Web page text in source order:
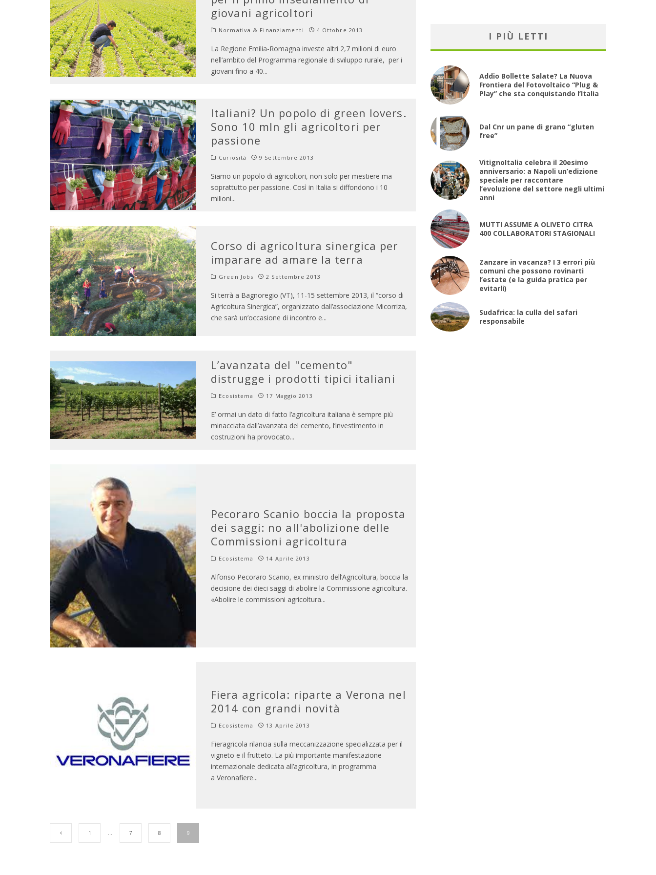
giovani agricoltori
Normativa & Finanziamenti 4 Ottobre 2013
La Regione Emilia-Romagna investe altri 2,7 milioni di euro
nell’ambito del Programma regionale di sviluppo rurale, per i
giovani fino a 40...
Italiani? Un popolo di green lovers.
Sono 10 mln gli agricoltori per
passione
Curiosità 9 Settembre 2013
Siamo un popolo di agricoltori, non solo per mestiere ma
soprattutto per passione. Così in Italia si diffondono i 10
milioni...
Corso di agricoltura sinergica per
imparare ad amare la terra
Green Jobs 2 Settembre 2013
Si terrà a Bagnoregio (VT), 11-15 settembre 2013, il “corso di
Agricoltura Sinergica”, organizzato dall’associazione Micorriza,
che sarà un’occasione di incontro e...
L’avanzata del "cemento"
distrugge i prodotti tipici italiani
Ecosistema 17 Maggio 2013
E’ ormai un dato di fatto l’agricoltura italiana è sempre più
minacciata dall’avanzata del cemento, l’investimento in
costruzioni ha provocato...
Pecoraro Scanio boccia la proposta
dei saggi: no all'abolizione delle
Commissioni agricoltura
Ecosistema 14 Aprile 2013
Alfonso Pecoraro Scanio, ex ministro dell’Agricoltura, boccia la
decisione dei dieci saggi di abolire la Commissione agricoltura.
«Abolire le commissioni agricoltura...
Fiera agricola: riparte a Verona nel
2014 con grandi novità
Ecosistema 13 Aprile 2013
Fieragricola rilancia sulla meccanizzazione specializzata per il
vigneto e il frutteto. La più importante manifestazione
internazionale dedicata all’agricoltura, in programma
a Veronafiere...
1 7 8 9
I PIÙ LETTI
Addio Bollette Salate? La Nuova
Frontiera del Fotovoltaico “Plug &
Play” che sta conquistando l’Italia
Dal Cnr un pane di grano “gluten
free”
VitignoItalia celebra il 20esimo
anniversario: a Napoli un’edizione
speciale per raccontare
l’evoluzione del settore negli ultimi
anni
MUTTI ASSUME A OLIVETO CITRA
400 COLLABORATORI STAGIONALI
Zanzare in vacanza? I 3 errori più
comuni che possono rovinarti
l’estate (e la guida pratica per
evitarli)
Sudafrica: la culla del safari
responsabile